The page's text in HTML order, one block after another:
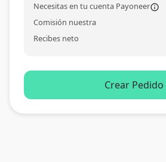
Necesitas en tu cuenta Payoneer
Comisión nuestra
Recibes neto
Crear Pedido